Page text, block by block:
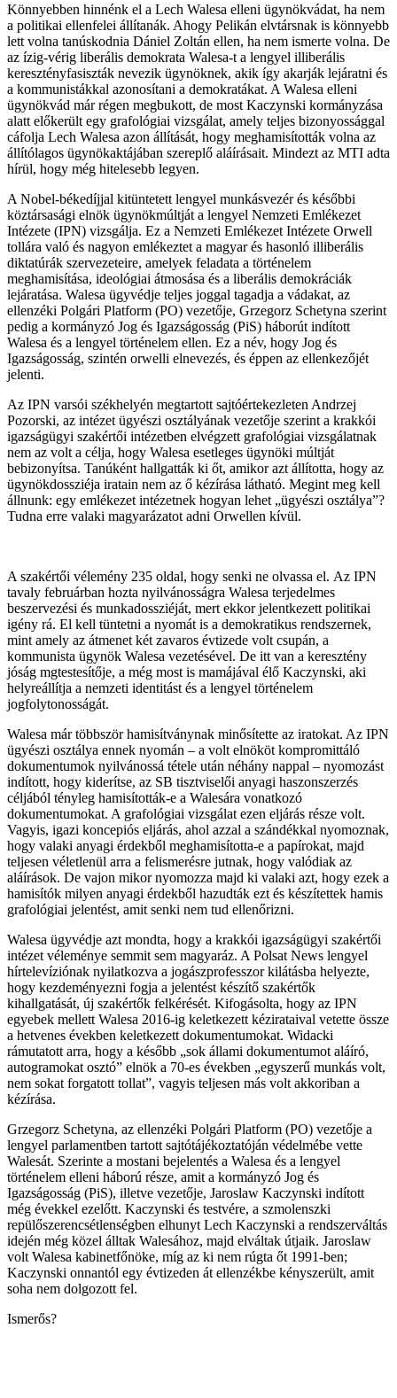
Könnyebben hinnénk el a Lech Walesa elleni ügynökvádat, ha nem
a politikai ellenfelei állítanák. Ahogy Pelikán elvtársnak is könnyebb
lett volna tanúskodnia Dániel Zoltán ellen, ha nem ismerte volna. De
az ízig-vérig liberális demokrata Walesa-t a lengyel illiberális
keresztényfasiszták nevezik ügynöknek, akik így akarják lejáratni és
a kommunistákkal azonosítani a demokratákat. A Walesa elleni
ügynökvád már régen megbukott, de most Kaczynski kormányzása
alatt előkerült egy grafológiai vizsgálat, amely teljes bizonyossággal
cáfolja Lech Walesa azon állítását, hogy meghamisították volna az
állítólagos ügynökaktájában szereplő aláírásait. Mindezt az MTI adta
hírül, hogy még hitelesebb legyen.
A Nobel-békedíjjal kitüntetett lengyel munkásvezér és későbbi
köztársasági elnök ügynökmúltját a lengyel Nemzeti Emlékezet
Intézete (IPN) vizsgálja. Ez a Nemzeti Emlékezet Intézete Orwell
tollára való és nagyon emlékeztet a magyar és hasonló illiberális
diktatúrák szervezeteire, amelyek feladata a történelem
meghamisítása, ideológiai átmosása és a liberális demokráciák
lejáratása. Walesa ügyvédje teljes joggal tagadja a vádakat, az
ellenzéki Polgári Platform (PO) vezetője, Grzegorz Schetyna szerint
pedig a kormányzó Jog és Igazságosság (PiS) háborút indított
Walesa és a lengyel történelem ellen. Ez a név, hogy Jog és
Igazságosság, szintén orwelli elnevezés, és éppen az ellenkezőjét
jelenti.
Az IPN varsói székhelyén megtartott sajtóértekezleten Andrzej
Pozorski, az intézet ügyészi osztályának vezetője szerint a krakkói
igazságügyi szakértői intézetben elvégzett grafológiai vizsgálatnak
nem az volt a célja, hogy Walesa esetleges ügynöki múltját
bebizonyítsa. Tanúként hallgatták ki őt, amikor azt állította, hogy az
ügynökdossziéja iratain nem az ő kézírása látható. Megint meg kell
állnunk: egy emlékezet intézetnek hogyan lehet „ügyészi osztálya”?
Tudna erre valaki magyarázatot adni Orwellen kívül.
A szakértői vélemény 235 oldal, hogy senki ne olvassa el. Az IPN
tavaly februárban hozta nyilvánosságra Walesa terjedelmes
beszervezési és munkadossziéját, mert ekkor jelentkezett politikai
igény rá. El kell tüntetni a nyomát is a demokratikus rendszernek,
mint amely az átmenet két zavaros évtizede volt csupán, a
kommunista ügynök Walesa vezetésével. De itt van a keresztény
jóság mgtestesítője, a még most is mamájával élő Kaczynski, aki
helyreállítja a nemzeti identitást és a lengyel történelem
jogfolytonosságát.
Walesa már többször hamisítványnak minősítette az iratokat. Az IPN
ügyészi osztálya ennek nyomán – a volt elnököt kompromittáló
dokumentumok nyilvánossá tétele után néhány nappal – nyomozást
indított, hogy kiderítse, az SB tisztviselői anyagi haszonszerzés
céljából tényleg hamisították-e a Walesára vonatkozó
dokumentumokat. A grafológiai vizsgálat ezen eljárás része volt.
Vagyis, igazi koncepiós eljárás, ahol azzal a szándékkal nyomoznak,
hogy valaki anyagi érdekből meghamisította-e a papírokat, majd
teljesen véletlenül arra a felismerésre jutnak, hogy valódiak az
aláírások. De vajon mikor nyomozza majd ki valaki azt, hogy ezek a
hamisítók milyen anyagi érdekből hazudták ezt és készítettek hamis
grafológiai jelentést, amit senki nem tud ellenőrizni.
Walesa ügyvédje azt mondta, hogy a krakkói igazságügyi szakértői
intézet véleménye semmit sem magyaráz. A Polsat News lengyel
hírtelevíziónak nyilatkozva a jogászprofesszor kilátásba helyezte,
hogy kezdeményezni fogja a jelentést készítő szakértők
kihallgatását, új szakértők felkérését. Kifogásolta, hogy az IPN
egyebek mellett Walesa 2016-ig keletkezett kézirataival vetette össze
a hetvenes években keletkezett dokumentumokat. Widacki
rámutatott arra, hogy a később „sok állami dokumentumot aláíró,
autogramokat osztó” elnök a 70-es években „egyszerű munkás volt,
nem sokat forgatott tollat”, vagyis teljesen más volt akkoriban a
kézírása.
Grzegorz Schetyna, az ellenzéki Polgári Platform (PO) vezetője a
lengyel parlamentben tartott sajtótájékoztatóján védelmébe vette
Walesát. Szerinte a mostani bejelentés a Walesa és a lengyel
történelem elleni háború része, amit a kormányzó Jog és
Igazságosság (PiS), illetve vezetője, Jaroslaw Kaczynski indított
még évekkel ezelőtt. Kaczynski és testvére, a szmolenszki
repülőszerencsétlenségben elhunyt Lech Kaczynski a rendszerváltás
idején még közel álltak Walesához, majd elváltak útjaik. Jaroslaw
volt Walesa kabinetfőnöke, míg az ki nem rúgta őt 1991-ben;
Kaczynski onnantól egy évtizeden át ellenzékbe kényszerült, amit
soha nem dolgozott fel.
Ismerős?